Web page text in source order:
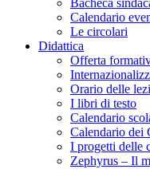
Bacheca
Calendario
Le circolari
Didattica
Offerta
Orario delle
I libri di testo
Calendario
Calendario dei
I progetti delle
Zephyrus – Il